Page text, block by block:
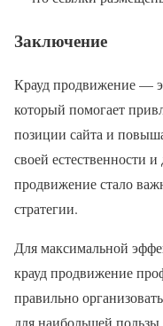
Заключение
Крауд продвижение —
который помогает
позиции сайта и
своей естественности
продвижение стало
стратегии.
Для максимальной
крауд продвижение
правильно
для наибольшей пользы.